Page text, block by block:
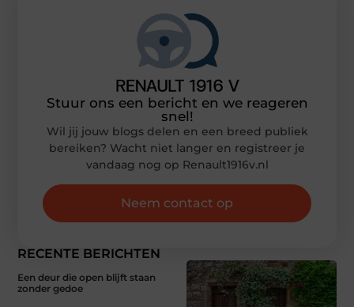
RECENTE BERICHTEN
Een deur die open blijft staan
zonder gedoe
Stuur ons een bericht en we reageren
snel!
Wil jij jouw blogs delen en een breed publiek
bereiken? Wacht niet langer en registreer je
vandaag nog op Renault1916v.nl
Neem contact op